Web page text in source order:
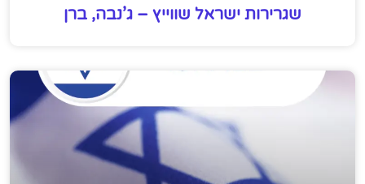
שגרירות ישראל שווייץ – ג’נבה, ברן